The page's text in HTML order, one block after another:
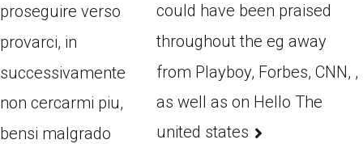
proseguire verso
provarci, in
successivamente
non cercarmi piu,
bensi malgrado
could have been praised
throughout the eg away
from Playboy, Forbes, CNN, ,
as well as on Hello The
united states